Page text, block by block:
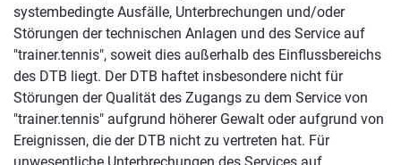
systembedingte Ausfälle, Unterbrechungen und/oder
Störungen der technischen Anlagen und des Service auf
"trainer.tennis", soweit dies außerhalb des Einflussbereichs
des DTB liegt. Der DTB haftet insbesondere nicht für
Störungen der Qualität des Zugangs zu dem Service von
"trainer.tennis" aufgrund höherer Gewalt oder aufgrund von
Ereignissen, die der DTB nicht zu vertreten hat. Für
unwesentliche Unterbrechungen des Services auf